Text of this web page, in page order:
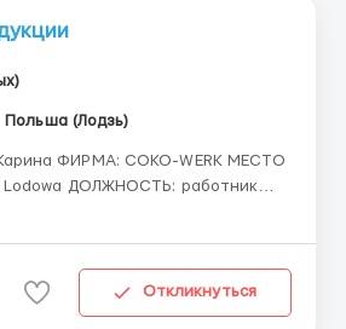
Польша (Лодзь)
WERK МЕСТО
работник
производит пластиковые
машин,...
Откликнуться